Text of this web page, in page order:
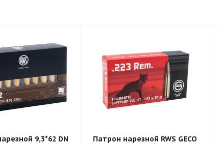
9,3*62 DN
Патрон нарезной RWS GECO